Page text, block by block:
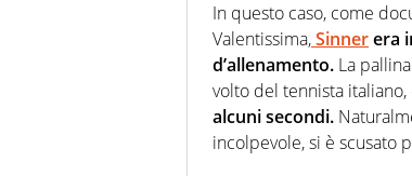
In questo caso, come
Valentissima,Sinnerera
d’allenamento. La
volto del tennista italiano,
alcuni secondi.
incolpevole, si è scusato